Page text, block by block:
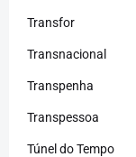
Transfor
Transnacional
Transpenha
Transpessoa
Túnel do Tempo